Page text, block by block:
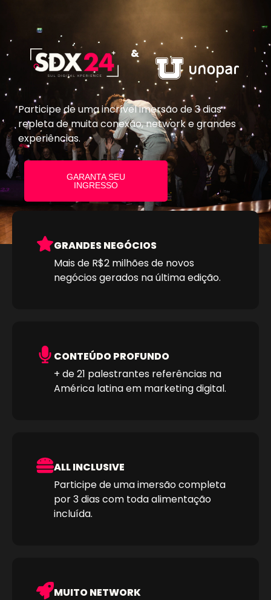
&
Participe de uma incrível imersão de 3 dias
repleta de muita conexão, network e grandes
experiências.
GARANTA SEU
INGRESSO
GRANDES NEGÓCIOS
Mais de R$2 milhões de novos
negócios gerados na última edição.
CONTEÚDO PROFUNDO
+ de 21 palestrantes referências na
América latina em marketing digital.
ALL INCLUSIVE
Participe de uma imersão completa
por 3 dias com toda alimentação
incluída.
MUITO NETWORK